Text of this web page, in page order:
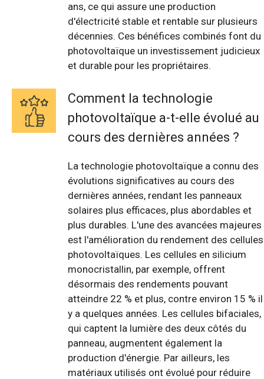
ans, ce qui assure une production
d'électricité stable et rentable sur plusieurs
décennies. Ces bénéfices combinés font du
photovoltaïque un investissement judicieux
et durable pour les propriétaires.
Comment la technologie
photovoltaïque a-t-elle évolué au
cours des dernières années ?
La technologie photovoltaïque a connu des
évolutions significatives au cours des
dernières années, rendant les panneaux
solaires plus efficaces, plus abordables et
plus durables. L'une des avancées majeures
est l'amélioration du rendement des cellules
photovoltaïques. Les cellules en silicium
monocristallin, par exemple, offrent
désormais des rendements pouvant
atteindre 22 % et plus, contre environ 15 % il
y a quelques années. Les cellules bifaciales,
qui captent la lumière des deux côtés du
panneau, augmentent également la
production d'énergie. Par ailleurs, les
matériaux utilisés ont évolué pour réduire